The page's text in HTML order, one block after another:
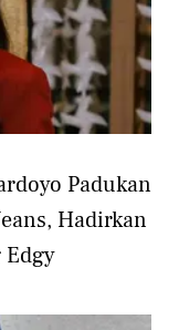
Padukan
Hadirkan
Edgy